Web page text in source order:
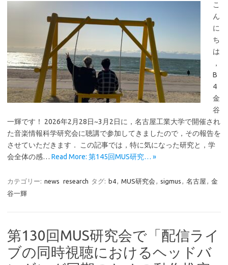
こ
ん
に
ち
は
，
B
4
金
谷
一輝です！ 2026年2月28日~3月2日に，名古屋工業大学で開催され
た音楽情報科学研究会に聴講で参加してきましたので，その報告を
させていただきます． この記事では，特に気になった研究と，学
会全体の感… Read More: 第145回MUS研究… »
カテゴリー: news research タグ: b4, MUS研究会 , sigmus , 名古屋 , 金
谷一輝
第130回MUS研究会で「配信ライ
ブの同時視聴におけるヘッドバ